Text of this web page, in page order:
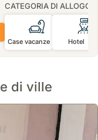
CATEGORIA DI
Case vacanze Hotel
di ville